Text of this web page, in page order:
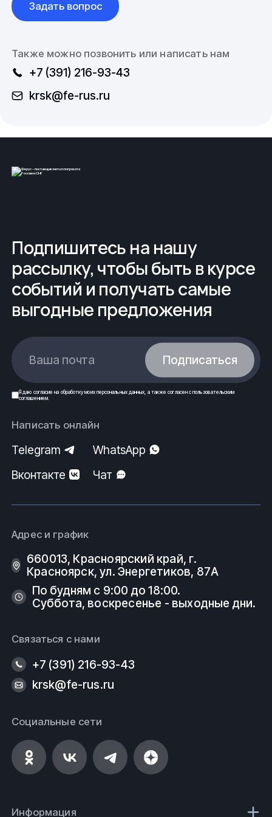
Задать вопрос
Также можно позвонить или написать нам
+7 (391) 216-93-43
krsk@fe-rus.ru
Подпишитесь на нашу
рассылку, чтобы быть в курсе
событий и получать самые
выгодные предложения
Ваша почта Подписаться
Я даю согласие на обработку моих персональных данных , а также согласен спользовательским
соглашением.
Написать онлайн
Telegram
WhatsApp
Вконтакте
Чат
Адрес и график
660013, Красноярский край, г.
Красноярск, ул. Энергетиков, 87А
По будням с 9:00 до 18:00.
Суббота, воскресенье - выходные дни.
Связаться с нами
+7 (391) 216-93-43
krsk@fe-rus.ru
Социальные сети
Информация